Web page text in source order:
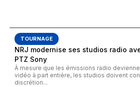
TOURNAGE
NRJ modernise ses studios radio
PTZ Sony
À mesure que les émissions radio
vidéo à part entière, les studios doivent
discrétion...